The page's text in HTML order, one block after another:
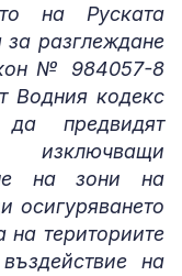
на Руската
за разглеждане
№ 984057-8
Водния кодекс
предвидят
на зони на
осигуряването
териториите
на